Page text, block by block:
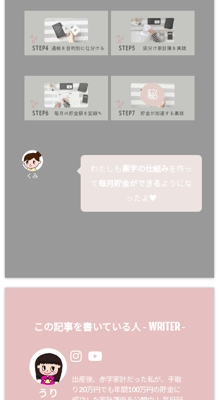
わたしも黒字の仕組みを作っ
て毎月貯金ができる ようにな
ったよ♥
くみ
この記事を書いている人 - WRITER -
うり
出産後、赤字家計だった私が、手取
り20万円でも年間100万円の貯金に